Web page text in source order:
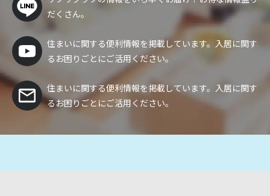
だくさん。
住まいに関する便利情報を掲載しています。入居に関す
るお困りごとにご活用ください。
住まいに関する便利情報を掲載しています。入居に関す
るお困りごとにご活用ください。